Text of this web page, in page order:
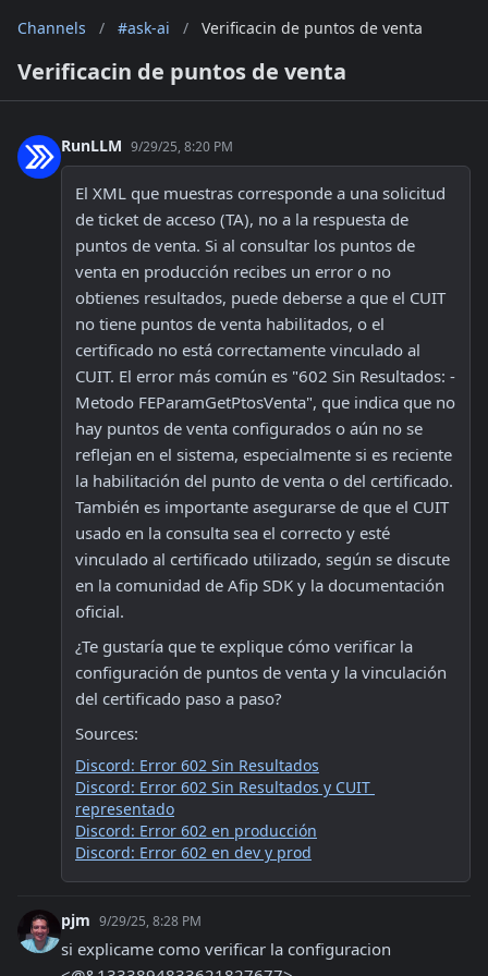
Channels / #ask-ai / Verificacin de puntos de venta
Verificacin de puntos de venta
RunLLM 9/29/25, 8:20 PM
El XML que muestras corresponde a una solicitud
de ticket de acceso (TA), no a la respuesta de
puntos de venta. Si al consultar los puntos de
venta en producción recibes un error o no
obtienes resultados, puede deberse a que el CUIT
no tiene puntos de venta habilitados, o el
certificado no está correctamente vinculado al
CUIT. El error más común es "602 Sin Resultados: -
Metodo FEParamGetPtosVenta", que indica que no
hay puntos de venta configurados o aún no se
reflejan en el sistema, especialmente si es reciente
la habilitación del punto de venta o del certificado.
También es importante asegurarse de que el CUIT
usado en la consulta sea el correcto y esté
vinculado al certificado utilizado, según se discute
en la comunidad de Afip SDK y la documentación
oficial.
¿Te gustaría que te explique cómo verificar la
configuración de puntos de venta y la vinculación
del certificado paso a paso?
Sources:
Discord: Error 602 Sin Resultados
Discord: Error 602 Sin Resultados y CUIT
representado
Discord: Error 602 en producción
Discord: Error 602 en dev y prod
pjm 9/29/25, 8:28 PM
si explicame como verificar la configuracion